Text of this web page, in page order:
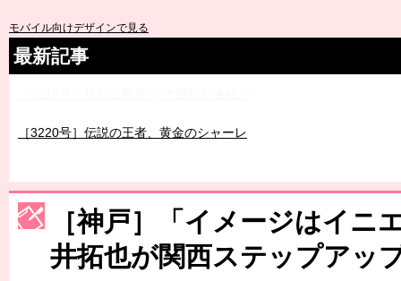
モバイル向けデザインで見る
最新記事
［3220号］伝説の王者、黄金のシャーレ
［3230号］世界一への夢は終わらない
［3223号］一丸。日本出陣
［3222号］史上最大のW杯開幕 注目は「個」
［神戸］「イメージはイニ
井拓也が関西ステップアッ